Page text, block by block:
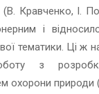
Кравченко, І.
і
тематики. Ці ж
з
охорони